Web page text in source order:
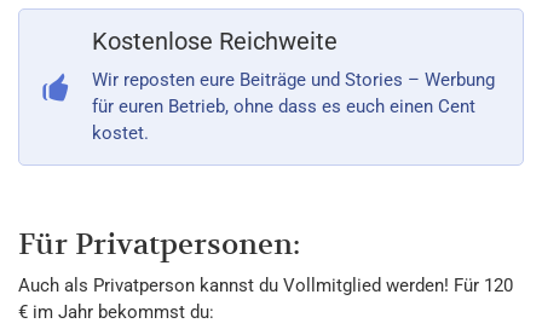
Kostenlose Reichweite
Wir reposten eure Beiträge und Stories – Werbung
für euren Betrieb, ohne dass es euch einen Cent
kostet.
Für Privatpersonen:
Auch als Privatperson kannst du Vollmitglied werden! Für 120
€ im Jahr bekommst du: